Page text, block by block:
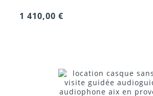
1 410,00 €